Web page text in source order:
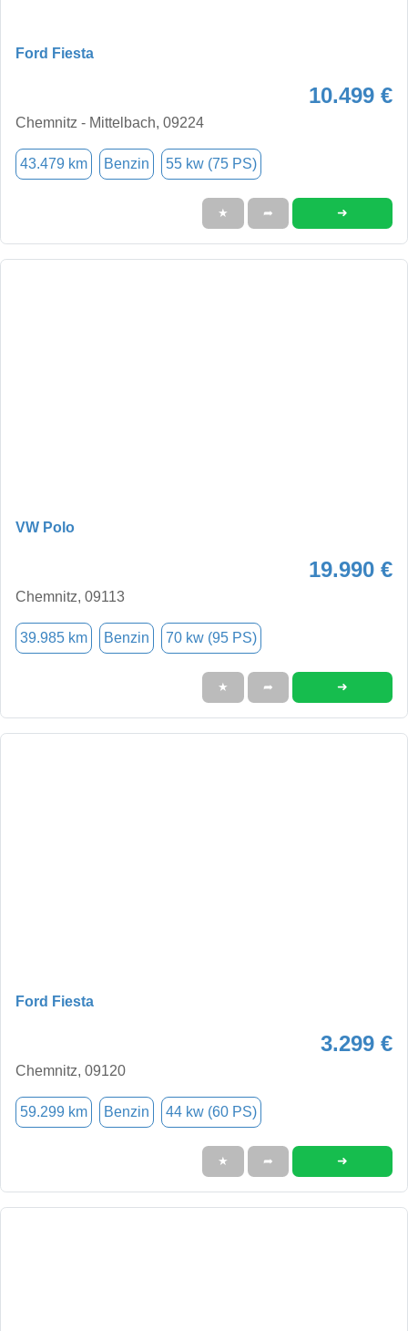
Ford Fiesta
10.499 €
Chemnitz - Mittelbach, 09224
43.479 km Benzin 55 kw (75 PS)
★ ➦ ➜
VW Polo
19.990 €
Chemnitz, 09113
39.985 km Benzin 70 kw (95 PS)
★ ➦ ➜
Ford Fiesta
3.299 €
Chemnitz, 09120
59.299 km Benzin 44 kw (60 PS)
★ ➦ ➜